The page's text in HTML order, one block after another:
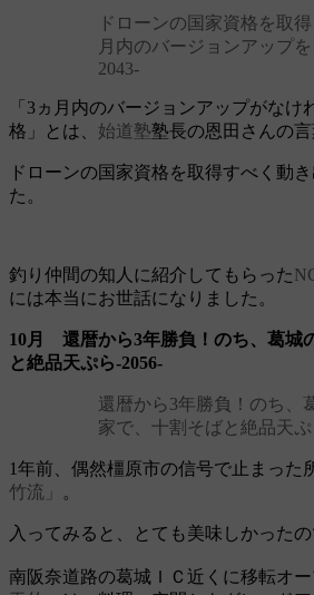
ドローンの国家資格を取
月内のバージョンアップを
2043‐
「3ヵ月内のバージョンアップがなけ
格」とは、 始道塾塾長の恩田さんの言
ドローンの国家資格を取得すべく動
た。
釣り仲間の知人に紹介してもらった
には本当にお世話になりました。
10月 還暦から3年勝負！のち、葛城
と絶品天ぷら‐2056‐
還暦から3年勝負！のち、
家で、十割そばと絶品天ぷ
1年前、偶然橿原市の信号で止まった
竹流」
。
入ってみると、とても美味しかったの
南阪奈道路の葛城ＩＣ近くに移転オ